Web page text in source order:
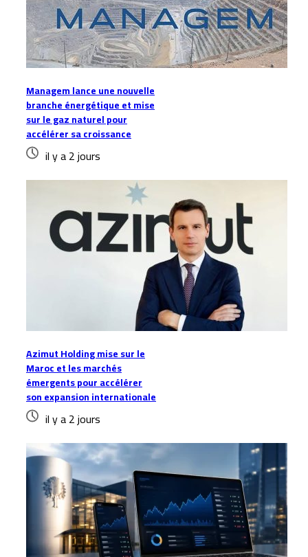
Managem lance une nouvelle
branche énergétique et mise
sur le gaz naturel pour
accélérer sa croissance
il y a 2 jours
Azimut Holding mise sur le
Maroc et les marchés
émergents pour accélérer
son expansion internationale
il y a 2 jours